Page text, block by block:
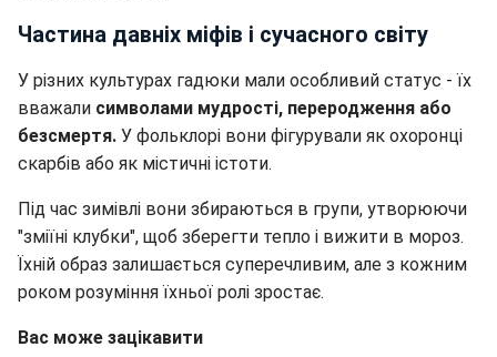
Частина давніх міфів і сучасного світу
У різних культурах гадюки мали особливий статус - їх
вважали символами мудрості, переродження або
безсмертя. У фольклорі вони фігурували як охоронці
скарбів або як містичні істоти.
Під час зимівлі вони збираються в групи, утворюючи
"зміїні клубки", щоб зберегти тепло і вижити в мороз.
Їхній образ залишається суперечливим, але з кожним
роком розуміння їхньої ролі зростає.
Вас може зацікавити